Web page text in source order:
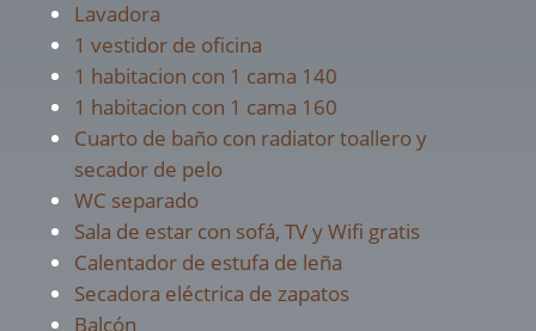
Lavadora
1 vestidor de oficina
1 habitacion con 1 cama 140
1 habitacion con 1 cama 160
Cuarto de baño con radiator toallero y
secador de pelo
WC separado
Sala de estar con sofá, TV y Wifi gratis
Calentador de estufa de leña
Secadora eléctrica de zapatos
Balcón